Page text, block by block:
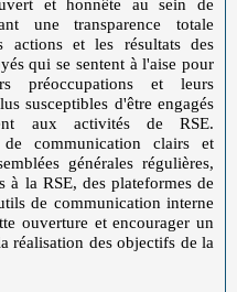
et honnête au sein de
une transparence totale
actions et les résultats des
qui se sentent à l'aise pour
préoccupations et leurs
susceptibles d'être engagés
aux activités de RSE.
communication clairs et
générales régulières,
à la RSE, des plateformes de
de communication interne
ouverture et encourager un
réalisation des objectifs de la